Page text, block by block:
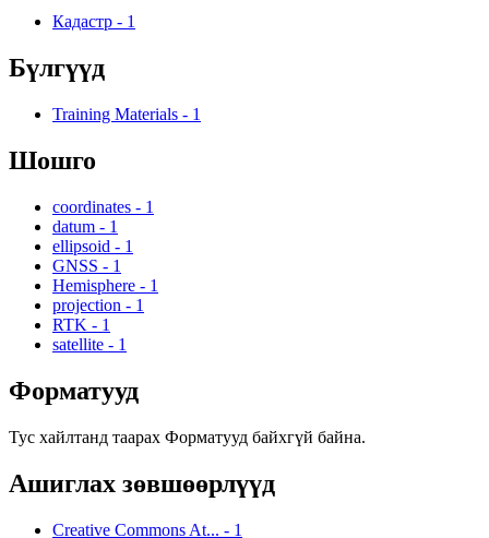
Кадастр - 1
Бүлгүүд
Training Materials - 1
Шошго
coordinates - 1
datum - 1
ellipsoid - 1
GNSS - 1
Hemisphere - 1
projection - 1
RTK - 1
satellite - 1
Форматууд
Тус хайлтанд таарах Форматууд байхгүй байна.
Ашиглах зөвшөөрлүүд
Creative Commons At... - 1